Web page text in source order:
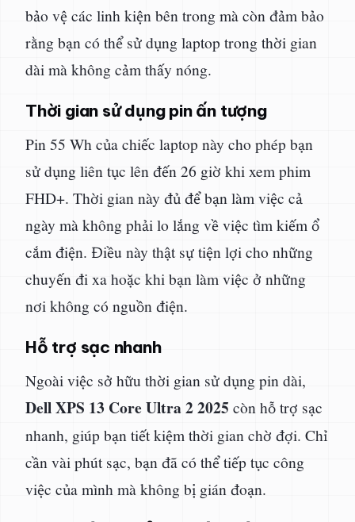
bảo vệ các linh kiện bên trong mà còn đảm bảo
rằng bạn có thể sử dụng laptop trong thời gian
dài mà không cảm thấy nóng.
Thời gian sử dụng pin ấn tượng
Pin 55 Wh của chiếc laptop này cho phép bạn
sử dụng liên tục lên đến 26 giờ khi xem phim
FHD+. Thời gian này đủ để bạn làm việc cả
ngày mà không phải lo lắng về việc tìm kiếm ổ
cắm điện. Điều này thật sự tiện lợi cho những
chuyến đi xa hoặc khi bạn làm việc ở những
nơi không có nguồn điện.
Hỗ trợ sạc nhanh
Ngoài việc sở hữu thời gian sử dụng pin dài,
Dell XPS 13 Core Ultra 2 2025 còn hỗ trợ sạc
nhanh, giúp bạn tiết kiệm thời gian chờ đợi. Chỉ
cần vài phút sạc, bạn đã có thể tiếp tục công
việc của mình mà không bị gián đoạn.